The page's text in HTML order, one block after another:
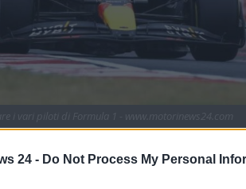
24 - Do Not Process My Personal
1 ha l’obbligo di dover tirare fuori
pilota per pilota.